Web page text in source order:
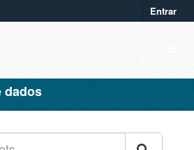
Entrar
dados